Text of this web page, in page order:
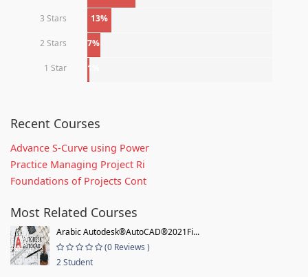
3 Stars 13%
2 Stars 7%
1 Star 1%
Recent Courses
Advance S-Curve using Power
Practice Managing Project Ri
Foundations of Projects Cont
Most Related Courses
Arabic Autodesk®AutoCAD®2021Fi...
(0 Reviews )
2 Student